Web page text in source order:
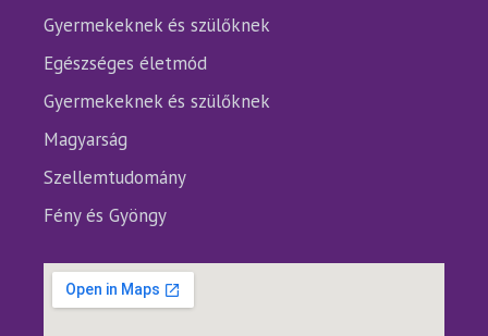
Gyermekeknek és szülőknek
Egészséges életmód
Gyermekeknek és szülőknek
Magyarság
Szellemtudomány
Fény és Gyöngy